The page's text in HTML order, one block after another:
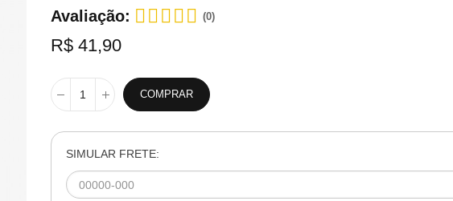
Avaliação: (0)
R$ 41,90
COMPRAR
SIMULAR FRETE: